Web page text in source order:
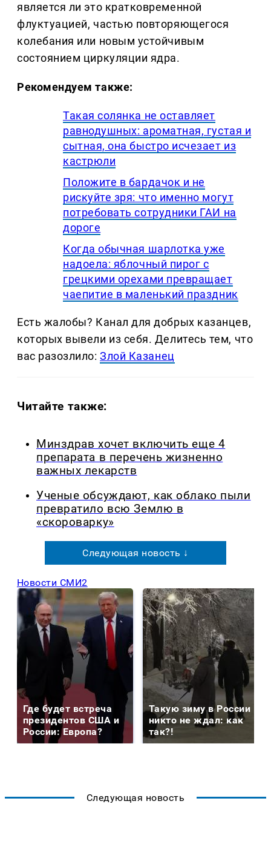
является ли это кратковременной
флуктуацией, частью повторяющегося
колебания или новым устойчивым
состоянием циркуляции ядра.
Рекомендуем также:
Такая солянка не оставляет
равнодушных: ароматная, густая и
сытная, она быстро исчезает из
кастрюли
Положите в бардачок и не
рискуйте зря: что именно могут
потребовать сотрудники ГАИ на
дороге
Когда обычная шарлотка уже
надоела: яблочный пирог с
грецкими орехами превращает
чаепитие в маленький праздник
Есть жалобы? Канал для добрых казанцев,
которых вывели из себя. Делитеcь тем, что
вас разозлило:Злой Казанец
Читайте также:
Минздрав хочет включить еще 4
препарата в перечень жизненно
важных лекарств
Ученые обсуждают, как облако пыли
превратило всю Землю в
«скороварку»
Следующая новость ↓
Новости СМИ2
Где будет встреча
президентов США и
России: Европа?
Такую зиму в России
никто не ждал: как
так?!
Следующая новость